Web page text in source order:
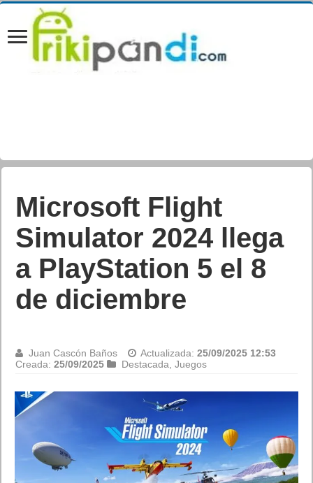
Microsoft Flight
Simulator 2024 llega
a PlayStation 5 el 8
de diciembre
Juan Cascón Baños Actualizada:25/09/2025 12:53
Creada:25/09/2025 Destacada ,Juegos